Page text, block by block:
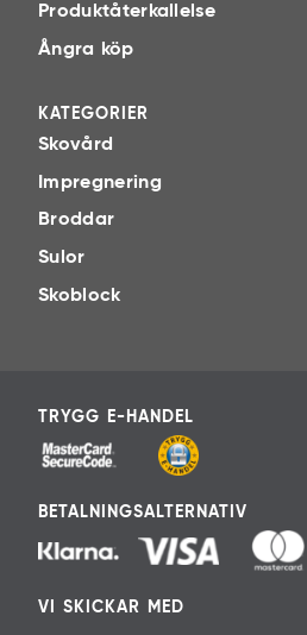
Produktåterkallelse
Ångra köp
KATEGORIER
Skovård
Impregnering
Broddar
Sulor
Skoblock
TRYGG E-HANDEL
BETALNINGSALTERNATIV
VI SKICKAR MED